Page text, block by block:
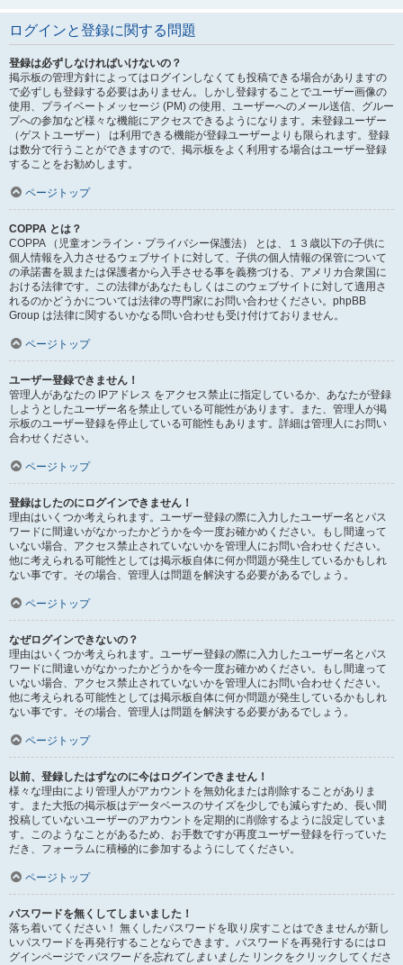
ログインと登録に関する問題
登録は必ずしなければいけないの？
掲示板の管理方針によってはログインしなくても投稿できる場合がありますの
で必ずしも登録する必要はありません。しかし登録することでユーザー画像の
使用、プライベートメッセージ (PM) の使用、ユーザーへのメール送信、グルー
プへの参加など様々な機能にアクセスできるようになります。未登録ユーザー
（ゲストユーザー） は利用できる機能が登録ユーザーよりも限られます。登録
は数分で行うことができますので、掲示板をよく利用する場合はユーザー登録
することをお勧めします。
ページトップ
COPPA とは？
COPPA （児童オンライン・プライバシー保護法） とは、１３歳以下の子供に
個人情報を入力させるウェブサイトに対して、子供の個人情報の保管について
の承諾書を親または保護者から入手させる事を義務づける、アメリカ合衆国に
おける法律です。この法律があなたもしくはこのウェブサイトに対して適用さ
れるのかどうかについては法律の専門家にお問い合わせください。phpBB
Group は法律に関するいかなる問い合わせも受け付けておりません。
ページトップ
ユーザー登録できません！
管理人があなたの IPアドレス をアクセス禁止に指定しているか、あなたが登録
しようとしたユーザー名を禁止している可能性があります。また、管理人が掲
示板のユーザー登録を停止している可能性もあります。詳細は管理人にお問い
合わせください。
ページトップ
登録はしたのにログインできません！
理由はいくつか考えられます。ユーザー登録の際に入力したユーザー名とパス
ワードに間違いがなかったかどうかを今一度お確かめください。もし間違って
いない場合、アクセス禁止されていないかを管理人にお問い合わせください。
他に考えられる可能性としては掲示板自体に何か問題が発生しているかもしれ
ない事です。その場合、管理人は問題を解決する必要があるでしょう。
ページトップ
なぜログインできないの？
理由はいくつか考えられます。ユーザー登録の際に入力したユーザー名とパス
ワードに間違いがなかったかどうかを今一度お確かめください。もし間違って
いない場合、アクセス禁止されていないかを管理人にお問い合わせください。
他に考えられる可能性としては掲示板自体に何か問題が発生しているかもしれ
ない事です。その場合、管理人は問題を解決する必要があるでしょう。
ページトップ
以前、登録したはずなのに今はログインできません！
様々な理由により管理人がアカウントを無効化または削除することがありま
す。また大抵の掲示板はデータベースのサイズを少しでも減らすため、長い間
投稿していないユーザーのアカウントを定期的に削除するように設定していま
す。このようなことがあるため、お手数ですが再度ユーザー登録を行っていた
だき、フォーラムに積極的に参加するようにしてください。
ページトップ
パスワードを無くしてしまいました！
落ち着いてください！ 無くしたパスワードを取り戻すことはできませんが新し
いパスワードを再発行することならできます。パスワードを再発行するにはロ
グインページで パスワードを忘れてしまいました リンクをクリックしてくださ